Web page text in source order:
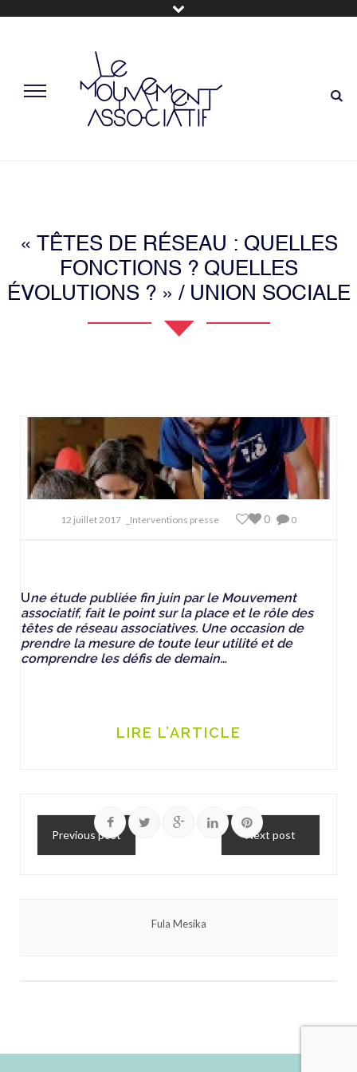
« TÊTES DE RÉSEAU : QUELLES
FONCTIONS ? QUELLES
ÉVOLUTIONS ? » / UNION SOCIALE
12 juillet 2017 _Interventions presse 0
0
Une étude publiée fin juin par le Mouvement
associatif, fait le point sur la place et le rôle des
têtes de réseau associatives. Une occasion de
prendre la mesure de toute leur utilité et de
comprendre les défis de demain…
LIRE L’ARTICLE
Previous post Next post
Fula Mesika